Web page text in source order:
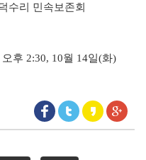
수리 민속보존회
오후 2:30, 10월 14일(화)